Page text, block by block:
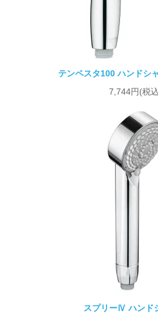
テンペスタ100 ハンドシ
7,744円(税
スプリーⅣ ハンド